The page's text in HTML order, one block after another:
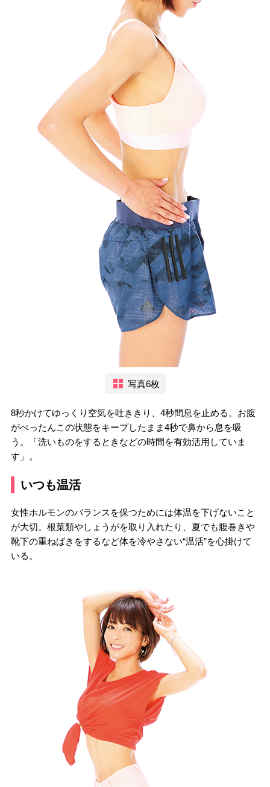
写真6枚
8秒かけてゆっくり空気を吐ききり、4秒間息を止める。お腹
がぺったんこの状態をキープしたまま4秒で鼻から息を吸
う。「洗いものをするときなどの時間を有効活用していま
す」。
いつも温活
女性ホルモンのバランスを保つためには体温を下げないこと
が大切。根菜類やしょうがを取り入れたり、夏でも腹巻きや
靴下の重ねばきをするなど体を冷やさない“温活”を心掛けて
いる。